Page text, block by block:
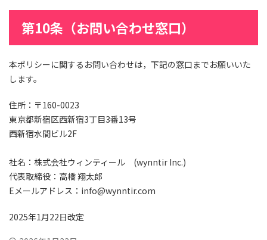
第10条（お問い合わせ窓口）
本ポリシーに関するお問い合わせは，下記の窓口までお願いいた
します。
住所：〒160-0023
東京都新宿区西新宿3丁目3番13号
西新宿水間ビル2F
社名：株式会社ウィンティール (wynntir Inc.)
代表取締役：高橋 翔太郎
Eメールアドレス：info@wynntir.com
2025年1月22日改定